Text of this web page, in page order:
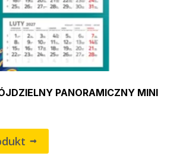
PANORAMICZNY MINI